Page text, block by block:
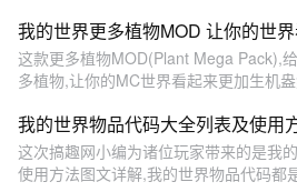
我的世界更多植物MOD 让你的世
这款更多植物MOD(Plant Mega Pack),
多植物,让你的MC世界看起来更加生机
我的世界物品代码大全列表及使用
这次搞趣网小编为诸位玩家带来的是我
使用方法图文详解,我的世界物品代码都